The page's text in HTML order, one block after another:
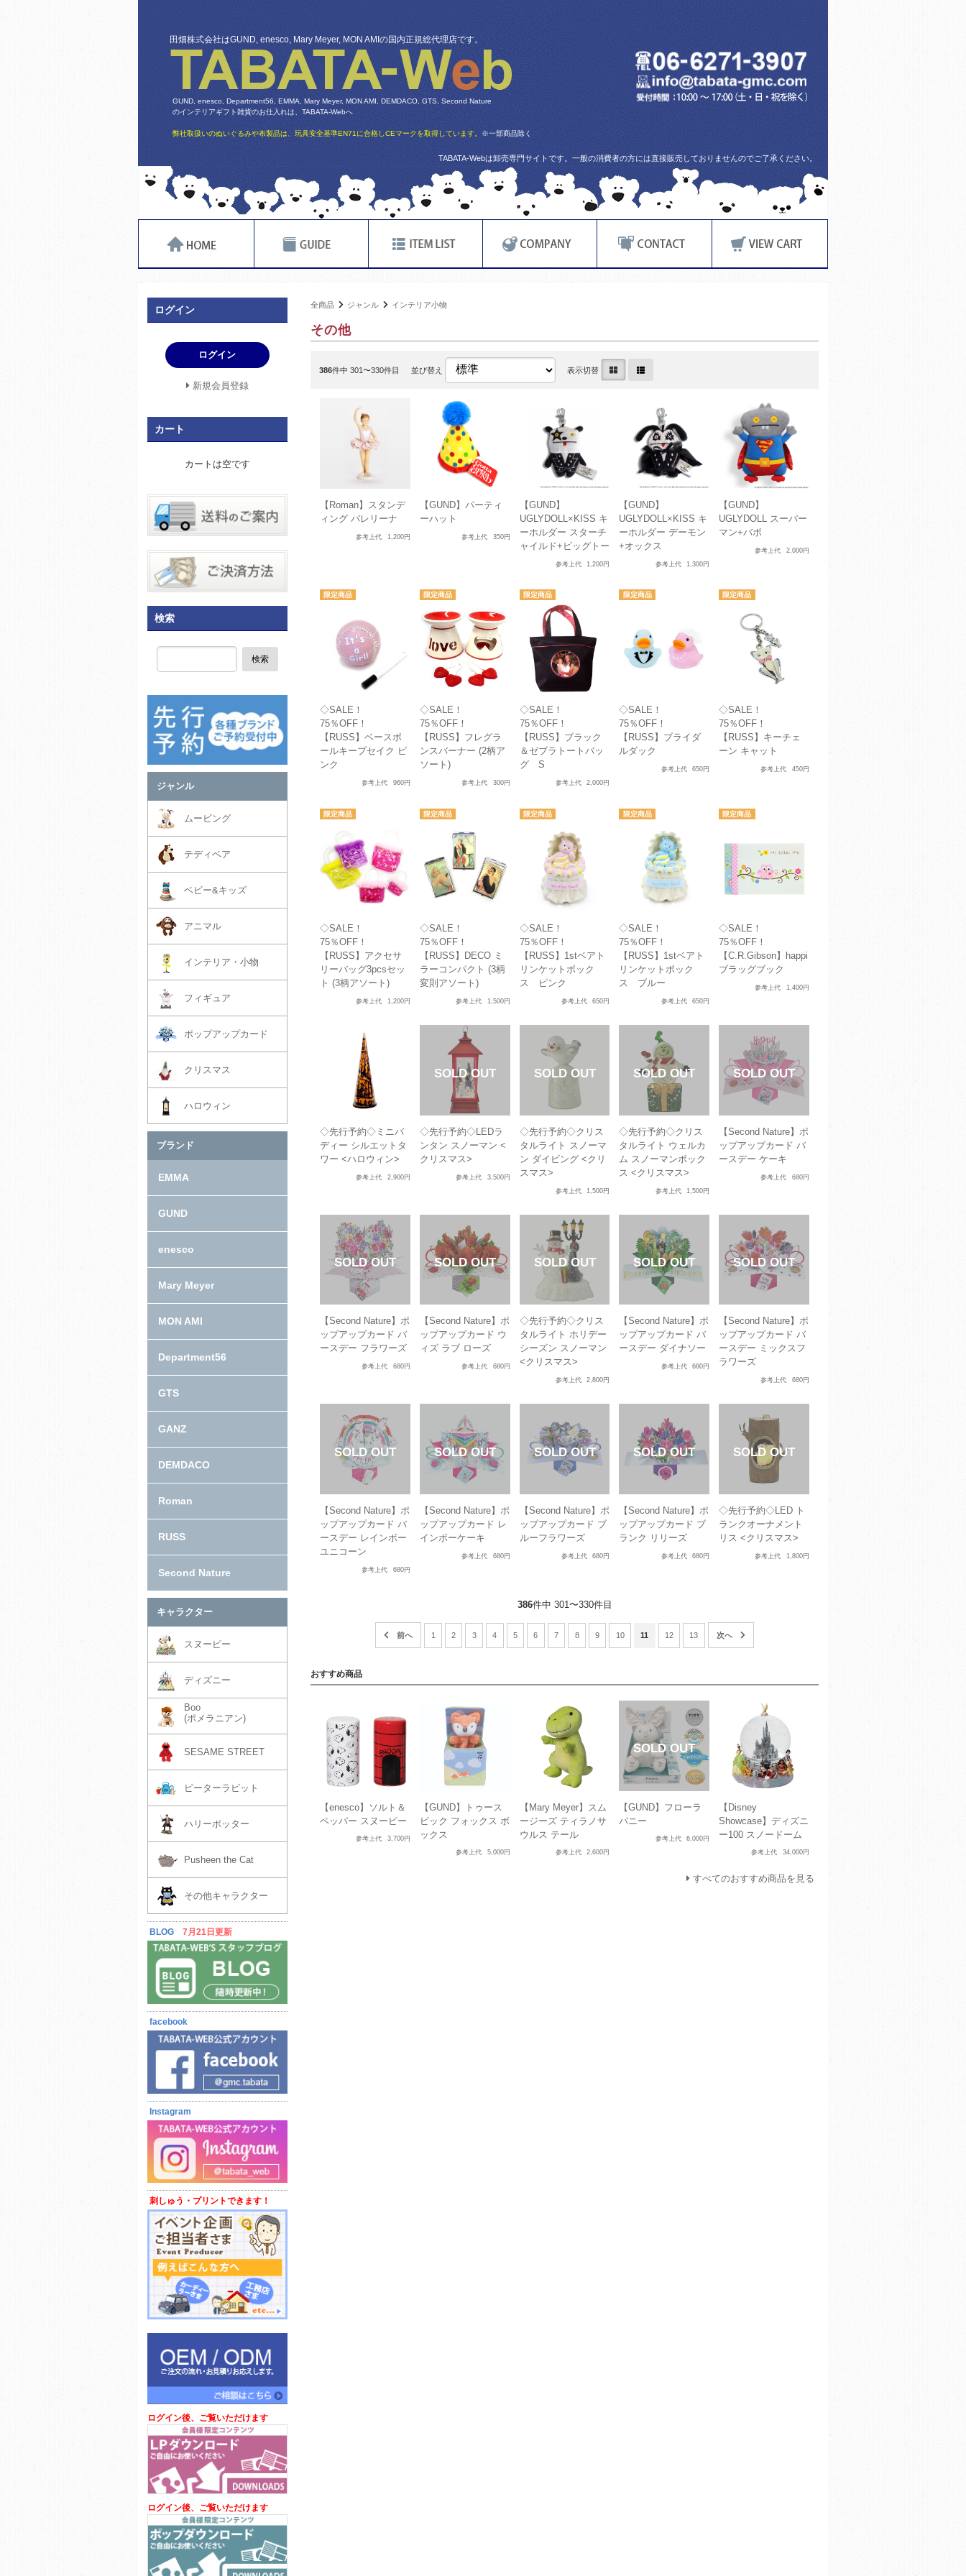
田畑株式会社はGUND, enesco, Mary Meyer, MON AMIの国内正規総代理店です。
GUND, enesco, Department56, EMMA, Mary Meyer, MON AMI, DEMDACO, GTS, Second Nature
のインテリアギフト雑貨のお仕入れは、TABATA-Webへ
弊社取扱いのぬいぐるみや布製品は、玩具安全基準EN71に合格しCEマークを取得しています。 ※一部商品除く
TABATA-Webは卸売専門サイトです。一般の消費者の方には直接販売しておりませんのでご了承ください。
全商品 ジャンル インテリア小物
その他
386件中 301〜330件目 並び替え 表示切替
【Roman】スタンデ
ィング バレリーナ
参考上代 1,200円
【GUND】パーティ
ーハット
参考上代 350円
【GUND】
UGLYDOLL×KISS キ
ーホルダー スターチ
ャイルド+ビッグトー
参考上代 1,200円
【GUND】
UGLYDOLL×KISS キ
ーホルダー デーモン
+オックス
参考上代 1,300円
【GUND】
UGLYDOLL スーパー
マン+バボ
参考上代 2,000円
◇SALE！
75％OFF！
【RUSS】ベースボ
ールキープセイク ピ
ンク
参考上代 960円
◇SALE！
75％OFF！
【RUSS】フレグラ
ンスバーナー (2柄ア
ソート)
参考上代 300円
◇SALE！
75％OFF！
【RUSS】ブラック
＆ゼブラトートバッ
グ S
参考上代 2,000円
◇SALE！
75％OFF！
【RUSS】ブライダ
ルダック
参考上代 650円
◇SALE！
75％OFF！
【RUSS】キーチェ
ーン キャット
参考上代 450円
◇SALE！
75％OFF！
【RUSS】アクセサ
リーバッグ3pcsセッ
ト (3柄アソート)
参考上代 1,200円
◇SALE！
75％OFF！
【RUSS】DECO ミ
ラーコンパクト (3柄
変則アソート)
参考上代 1,500円
◇SALE！
75％OFF！
【RUSS】1stベアト
リンケットボック
ス ピンク
参考上代 650円
◇SALE！
75％OFF！
【RUSS】1stベアト
リンケットボック
ス ブルー
参考上代 650円
◇SALE！
75％OFF！
【C.R.Gibson】happi
ブラッグブック
参考上代 1,400円
◇先行予約◇ミニバ
ディー シルエットタ
ワー <ハロウィン>
参考上代 2,900円
◇先行予約◇LEDラ
ンタン スノーマン <
クリスマス>
参考上代 3,500円
◇先行予約◇クリス
タルライト スノーマ
ン ダイビング <クリ
スマス>
参考上代 1,500円
◇先行予約◇クリス
タルライト ウェルカ
ム スノーマンボック
ス <クリスマス>
参考上代 1,500円
【Second Nature】ポ
ップアップカード バ
ースデー ケーキ
参考上代 680円
【Second Nature】ポ
ップアップカード バ
ースデー フラワーズ
参考上代 680円
【Second Nature】ポ
ップアップカード ウ
ィズ ラブ ローズ
参考上代 680円
◇先行予約◇クリス
タルライト ホリデー
シーズン スノーマン
<クリスマス>
参考上代 2,800円
【Second Nature】ポ
ップアップカード バ
ースデー ダイナソー
参考上代 680円
【Second Nature】ポ
ップアップカード バ
ースデー ミックスフ
ラワーズ
参考上代 680円
【Second Nature】ポ
ップアップカード バ
ースデー レインボー
ユニコーン
参考上代 680円
【Second Nature】ポ
ップアップカード レ
インボーケーキ
参考上代 680円
【Second Nature】ポ
ップアップカード ブ
ルーフラワーズ
参考上代 680円
【Second Nature】ポ
ップアップカード ブ
ランク リリーズ
参考上代 680円
◇先行予約◇LED ト
ランクオーナメント
リス <クリスマス>
参考上代 1,800円
386件中 301〜330件目
1 2 3 4 5 6 7 8 9 10 11 12 13
おすすめ商品
【enesco】ソルト＆
ペッパー スヌーピー
参考上代 3,700円
【GUND】トゥース
ピック フォックス ボ
ックス
参考上代 5,000円
【Mary Meyer】スム
ージーズ ティラノサ
ウルス テール
参考上代 2,600円
【GUND】フローラ
バニー
参考上代 6,000円
【Disney
Showcase】ディズニ
ー100 スノードーム
参考上代 34,000円
すべてのおすすめ商品を見る
ログイン
ログイン
新規会員登録
カート
カートは空です
検索
検索
ジャンル
ムービング
テディベア
ベビー&キッズ
アニマル
インテリア・小物
フィギュア
ポップアップカード
クリスマス
ハロウィン
ブランド
EMMA
GUND
enesco
Mary Meyer
MON AMI
Department56
GTS
GANZ
DEMDACO
Roman
RUSS
Second Nature
キャラクター
スヌーピー
ディズニー
Boo
(ポメラニアン)
SESAME STREET
ピーターラビット
ハリーポッター
Pusheen the Cat
その他キャラクター
BLOG 7月21日更新
facebook
Instagram
刺しゅう・プリントできます！
ログイン後、ご覧いただけます
ログイン後、ご覧いただけます